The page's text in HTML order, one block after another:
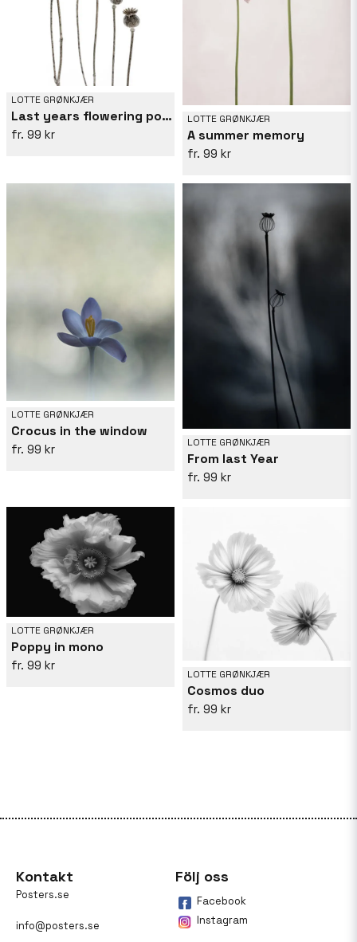
LOTTE GRØNKJÆR
Last years flowering poppies
99 kr
LOTTE GRØNKJÆR
A summer memory
99 kr
LOTTE GRØNKJÆR
Crocus in the window
99 kr LOTTE GRØNKJÆR
From last Year
99 kr
LOTTE GRØNKJÆR
Poppy in mono
99 kr
LOTTE GRØNKJÆR
Cosmos duo
99 kr
Kontakt
Posters.se
info@posters.se
Följ oss
Facebook
Instagram